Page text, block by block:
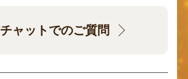
チャットでのご質問